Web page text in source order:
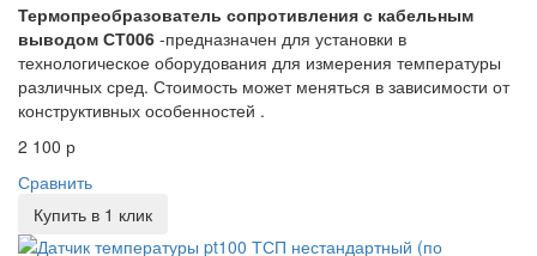
Термопреобразователь сопротивления с кабельным
выводом СТ006 -предназначен для установки в
технологическое оборудования для измерения температуры
различных сред. Стоимость может меняться в зависимости от
конструктивных особенностей .
2 100 р
Сравнить
Купить в 1 клик